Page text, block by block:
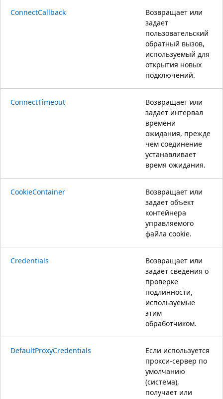
ConnectCallback
Возвращает или
задает
пользовательский
обратный вызов,
используемый для
открытия новых
подключений.
ConnectTimeout
Возвращает или
задает интервал
времени
ожидания, прежде
чем соединение
устанавливает
время ожидания.
CookieContainer
Возвращает или
задает объект
контейнера
управляемого
файла cookie.
Credentials
Возвращает или
задает сведения о
проверке
подлинности,
используемые
этим
обработчиком.
DefaultProxyCredentials
Если используется
прокси-сервер по
умолчанию
(система),
получает или